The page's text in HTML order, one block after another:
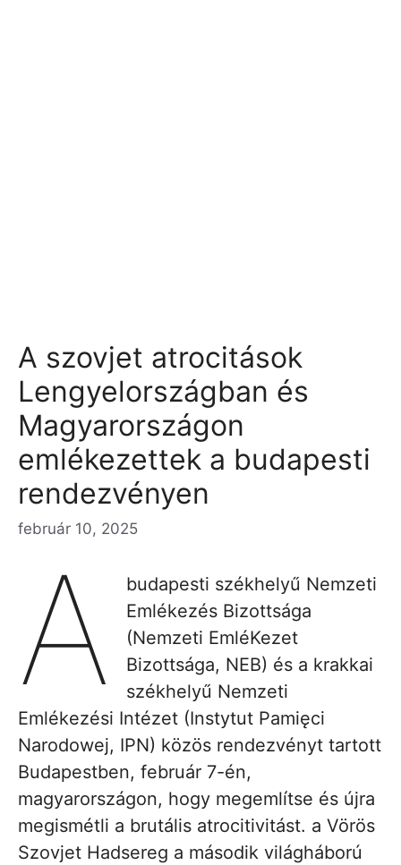
A szovjet atrocitások
Lengyelországban és
Magyarországon
emlékezettek a budapesti
rendezvényen
február 10, 2025
A
budapesti székhelyű Nemzeti
Emlékezés Bizottsága
(Nemzeti EmléKezet
Bizottsága, NEB) és a krakkai
székhelyű Nemzeti
Emlékezési Intézet (Instytut Pamięci
Narodowej, IPN) közös rendezvényt tartott
Budapestben, február 7-én,
magyarországon, hogy megemlítse és újra
megismétli a brutális atrocitivitást. a Vörös
Szovjet Hadsereg a második világháború